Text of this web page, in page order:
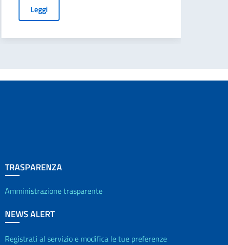
Leggi
TRASPARENZA
Amministrazione trasparente
NEWS ALERT
Registrati al servizio e modifica le tue preferenze